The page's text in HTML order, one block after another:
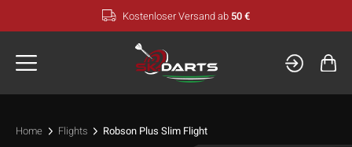
Inhalt
Kostenloser Versand ab 50 €
Home Flights Robson Plus Slim Flight